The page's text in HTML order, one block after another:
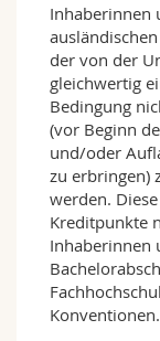
Die
Rahmen
zwei der
Neuzeit
wird die
Ergebnis
Rahmen
vorbereitet,
Arbeiten
Die
vielfältiges
Inhaberinnen
der von der
gleichwertig
Bedingung
(vor Beginn
und/oder
zu erbringen)
werden.
Kreditpunkte
Inhaberinnen
Konventionen.